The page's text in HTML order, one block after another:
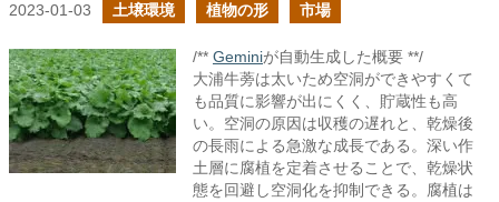
2023-01-03 土壌環境 植物の形 市場
/** Geminiが自動生成した概要 **/
大浦牛蒡は太いため空洞ができやすくて
も品質に影響が出にくく、貯蔵性も高
い。空洞の原因は収穫の遅れと、乾燥後
の長雨による急激な成長である。深い作
土層に腐植を定着させることで、乾燥状
態を回避し空洞化を抑制できる。腐植は